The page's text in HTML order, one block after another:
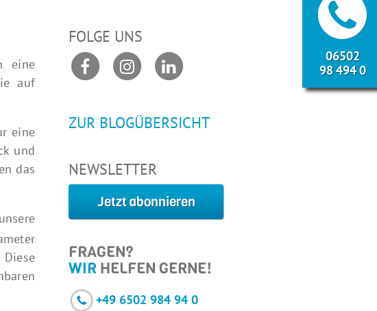
06502
98 494 0
eine
auf
eine
und
das
FOLGE UNS
ZUR BLOGÜBERSICHT
NEWSLETTER
Jetzt abonnieren
FRAGEN?
WIR HELFEN GERNE!
+49 6502 984 94 0